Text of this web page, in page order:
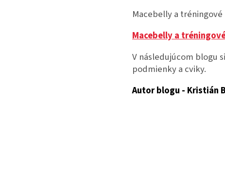
Macebelly a
Macebelly a
V následujúcom blogu
podmienky a cviky.
Autor blogu - Kristián